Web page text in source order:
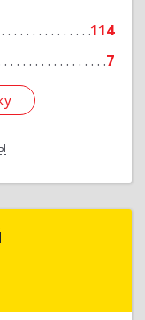
114
7
"Смарт"